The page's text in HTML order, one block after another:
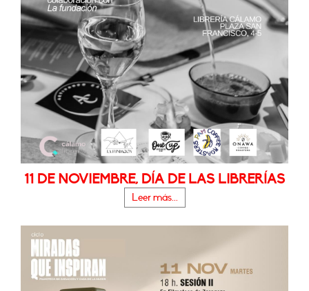
11 DE NOVIEMBRE, DÍA DE LAS LIBRERÍAS
Leer más...